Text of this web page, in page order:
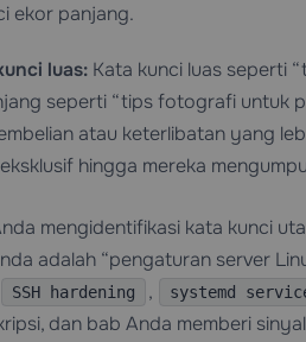
ekor panjang.
luas:Kata kunci luas seperti
seperti “tips fotografi untuk
atau keterlibatan yang
hingga mereka
mengidentifikasi kata kunci
adalah “pengaturan server
SSH hardening , systemd
dan bab Anda memberi